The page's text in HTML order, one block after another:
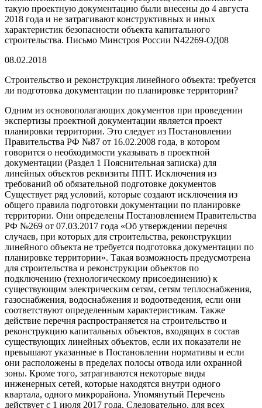
такую проектную документацию были внесены до 4 августа
2018 года и не затрагивают конструктивных и иных
характеристик безопасности объекта капитального
строительства. Письмо Минстроя России N42269-ОД08
08.02.2018
Строительство и реконструкция линейного объекта: требуется
ли подготовка документации по планировке территории?
Одним из основополагающих документов при проведении
экспертизы проектной документации является проект
планировки территории. Это следует из Постановлении
Правительства РФ №87 от 16.02.2008 года, в котором
говорится о необходимости указывать в проектной
документации (Раздел 1 Пояснительная записка) для
линейных объектов реквизиты ППТ. Исключения из
требований об обязательной подготовке документов
Существует ряд условий, которые создают исключения из
общего правила подготовки документации по планировке
территории. Они определены Постановлением Правительства
РФ №269 от 07.03.2017 года «Об утверждении перечня
случаев, при которых для строительства, реконструкции
линейного объекта не требуется подготовка документации по
планировке территории». Такая возможность предусмотрена
для строительства и реконструкции объектов по
подключению (технологическому присоединению) к
существующим электрическим сетям, сетям теплоснабжения,
газоснабжения, водоснабжения и водоотведения, если они
соответствуют определенным характеристикам. Также
действие перечня распространяется на строительство и
реконструкцию капитальных объектов, входящих в состав
существующих линейных объектов, если их показатели не
превышают указанные в Постановлении нормативы и если
они расположены в пределах полосы отвода или охранной
зоны. Кроме того, затрагиваются некоторые виды
инженерных сетей, которые находятся внутри одного
квартала, одного микрорайона. Упомянутый Перечень
действует с 1 июля 2017 года. Следовательно, для всех